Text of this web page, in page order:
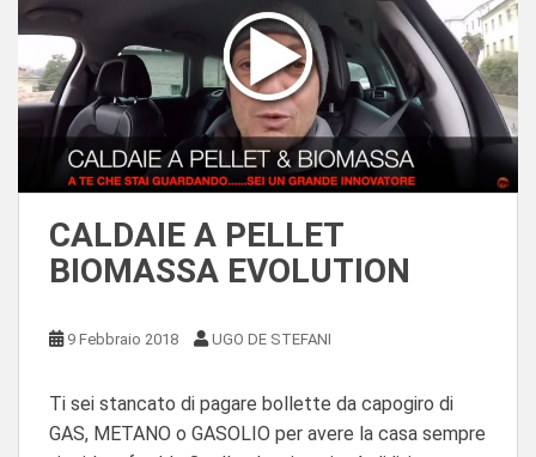
CALDAIE A PELLET
BIOMASSA EVOLUTION
9 Febbraio 2018 UGO DE STEFANI
Ti sei stancato di pagare bollette da capogiro di
GAS, METANO o GASOLIO per avere la casa sempre